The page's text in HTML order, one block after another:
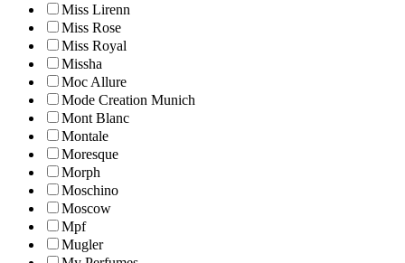
Miss Lirenn
Miss Rose
Miss Royal
Missha
Moc Allure
Mode Creation Munich
Mont Blanc
Montale
Moresque
Morph
Moschino
Moscow
Mpf
Mugler